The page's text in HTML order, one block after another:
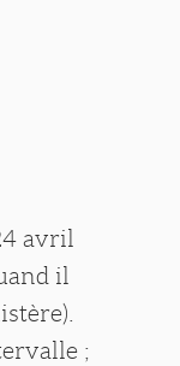
avril
il
;